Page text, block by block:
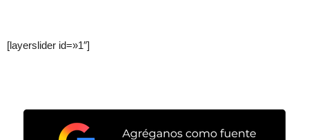
[layerslider id=»1″]